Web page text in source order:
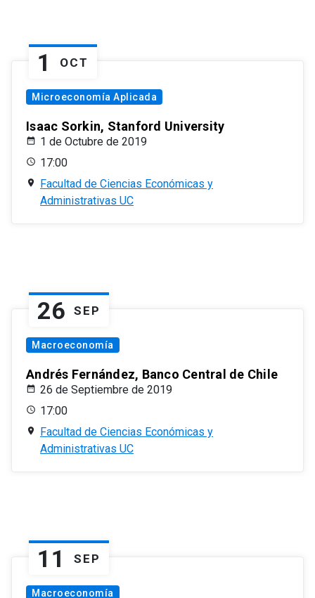
1 OCT
Microeconomía Aplicada
Isaac Sorkin, Stanford University
1 de Octubre de 2019
17:00
Facultad de Ciencias Económicas y
Administrativas UC
26 SEP
Macroeconomía
Andrés Fernández, Banco Central de Chile
26 de Septiembre de 2019
17:00
Facultad de Ciencias Económicas y
Administrativas UC
11 SEP
Macroeconomía